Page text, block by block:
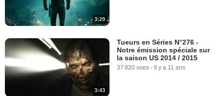
3:29
3:43
Tueurs en Séries N°276 -
Notre émission spéciale sur
la saison US 2014 / 2015
37 820 vues - Il y a 11 ans